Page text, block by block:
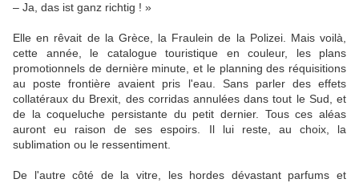
– Ja, das ist ganz richtig ! »
Elle en rêvait de la Grèce, la Fraulein de la Polizei. Mais voilà,
cette année, le catalogue touristique en couleur, les plans
promotionnels de dernière minute, et le planning des réquisitions
au poste frontière avaient pris l'eau. Sans parler des effets
collatéraux du Brexit, des corridas annulées dans tout le Sud, et
de la coqueluche persistante du petit dernier. Tous ces aléas
auront eu raison de ses espoirs. Il lui reste, au choix, la
sublimation ou le ressentiment.
De l'autre côté de la vitre, les hordes dévastant parfums et